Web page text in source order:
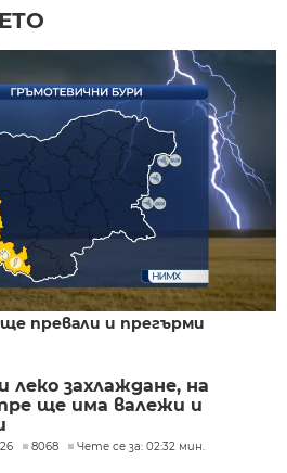
превали и прегърми
леко захлаждане, на
ще има валежи и
8068 Чете се за: 02:32 мин.